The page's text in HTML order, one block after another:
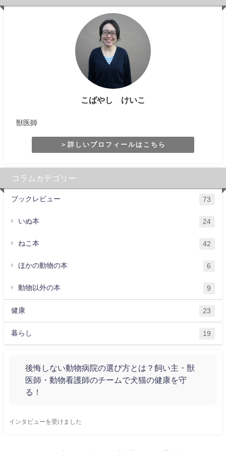
こばやし けいこ
獣医師
＞詳しいプロフィールはこちら
コラムカテゴリー
ブックレビュー 73
いぬ本 24
ねこ本 42
ほかの動物の本 6
動物以外の本 9
健康 23
暮らし 19
後悔しない動物病院の選び方とは？飼い主・獣
医師・動物看護師のチームで犬猫の健康を守
る！
インタビューを受けました